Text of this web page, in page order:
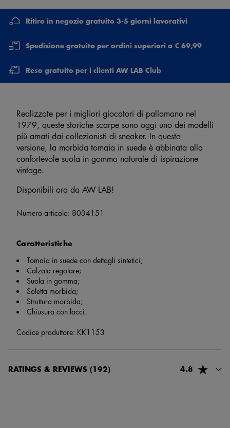
Ritiro in negozio gratuito 3-5 giorni lavorativi
Spedizione gratuita per ordini superiori a € 69,99
Reso gratuito per i clienti AW LAB Club
Realizzate per i migliori giocatori di pallamano nel
1979, queste storiche scarpe sono oggi uno dei modelli
più amati dai collezionisti di sneaker. In questa
versione, la morbida tomaia in suede è abbinata alla
confortevole suola in gomma naturale di ispirazione
vintage.
Disponibili ora da AW LAB!
Numero articolo: 8034151
Caratteristiche
Tomaia in suede con dettagli sintetici;
Calzata regolare;
Suola in gomma;
Soletta morbida;
Struttura morbida;
Chiusura con lacci.
Codice produttore: KK1153
RATINGS & REVIEWS (192) 4.8